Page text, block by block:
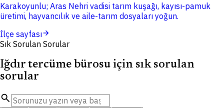
Karakoyunlu; Aras Nehri vadisi tarım kuşağı, kayısı-pamuk
üretimi, hayvancılık ve aile-tarım dosyaları yoğun.
İlçe sayfasıarrow_forward
Sık Sorulan Sorular
Iğdır tercüme bürosu için sık sorulan
sorular
search